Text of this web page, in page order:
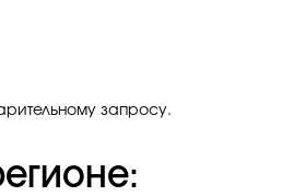
запросу.